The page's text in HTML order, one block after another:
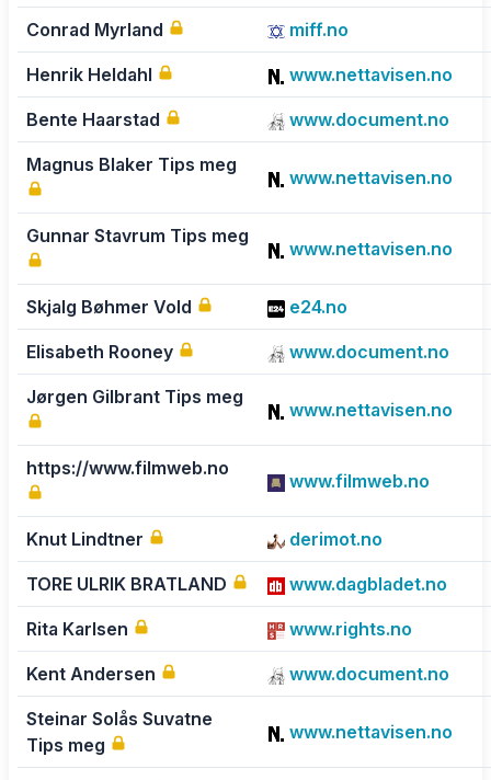
Conrad Myrland miff.no
Henrik Heldahl www.nettavisen.no
Bente Haarstad www.document.no
Magnus Blaker Tips meg
www.nettavisen.no
Gunnar Stavrum Tips meg
www.nettavisen.no
Skjalg Bøhmer Vold e24.no
Elisabeth Rooney www.document.no
Jørgen Gilbrant Tips meg
www.nettavisen.no
https://www.filmweb.no
www.filmweb.no
Knut Lindtner derimot.no
TORE ULRIK BRATLAND www.dagbladet.no
Rita Karlsen www.rights.no
Kent Andersen www.document.no
Steinar Solås Suvatne
Tips meg
www.nettavisen.no